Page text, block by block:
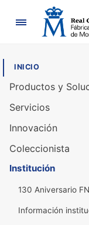
INICIO
Productos y
Servicios
Innovación
Coleccionista
Institución
130 Aniversario
Información